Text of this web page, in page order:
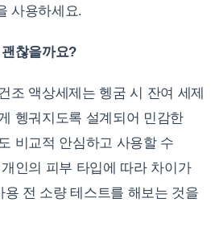
사용하세요.
찮을까요?
조 액상세제는 헹굼 시 잔여 세제
헹궈지도록 설계되어 민감한
비교적 안심하고 사용할 수
인의 피부 타입에 따라 차이가
용 전 소량 테스트를 해보는 것을